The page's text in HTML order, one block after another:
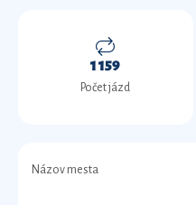
1 159
Počet jázd
Názov mesta